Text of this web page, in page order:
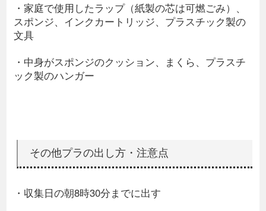
・家庭で使用したラップ（紙製の芯は可燃ごみ）、
スポンジ、インクカートリッジ、プラスチック製の
文具
・中身がスポンジのクッション、まくら、プラスチ
ック製のハンガー
その他プラの出し方・注意点
・収集日の朝8時30分までに出す